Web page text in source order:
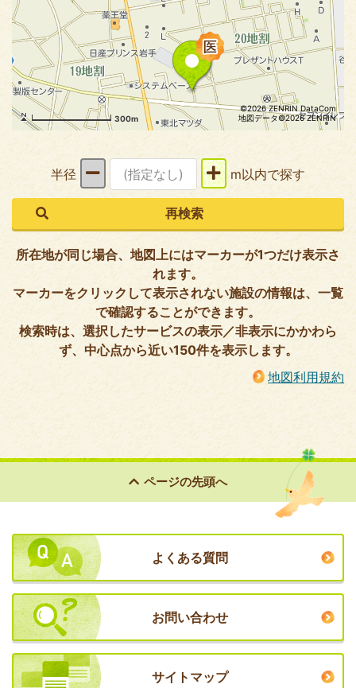
300m
©2026 ZENRIN DataCom
地図データ©2026 ZENRIN
半径 m以内で探す
所在地が同じ場合、地図上にはマーカーが1つだけ表示さ
れます。
マーカーをクリックして表示されない施設の情報は、一覧
で確認することができます。
検索時は、選択したサービスの表示／非表示にかかわら
ず、中心点から近い150件を表示します。
地図利用規約
ページの先頭へ
よくある質問
お問い合わせ
サイトマップ